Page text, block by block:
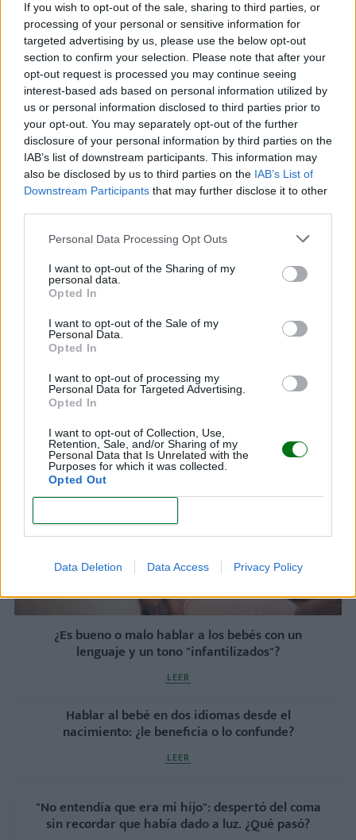
If you wish to opt-out of the sale, sharing to third parties, or
processing of your personal or sensitive information for
targeted advertising by us, please use the below opt-out
section to confirm your selection. Please note that after your
opt-out request is processed you may continue seeing
interest-based ads based on personal information utilized by
us or personal information disclosed to third parties prior to
your opt-out. You may separately opt-out of the further
disclosure of your personal information by third parties on the
IAB’s list of downstream participants. This information may
also be disclosed by us to third parties on the IAB’s List of
Downstream Participants that may further disclose it to other
Personal Data Processing Opt Outs
I want to opt-out of the Sharing of my
personal data.
Opted In
I want to opt-out of the Sale of my
Personal Data.
Opted In
I want to opt-out of processing my
Personal Data for Targeted Advertising.
Opted In
I want to opt-out of Collection, Use,
Retention, Sale, and/or Sharing of my
Personal Data that Is Unrelated with the
Purposes for which it was collected.
Opted Out
Data Deletion Data Access Privacy Policy
La mortalidad infantil y la mortinatalidad no son
problemas del pasado. Aunque los avances han sido
notables,hoy corren peligro por la falta de inversión
y atención. Cada muerte evitable representa no solo
una tragedia familiar, sino también una
oportunidad perdida de construir un futuro más
justo.
Como madres y padres, informarnos, exigir
Todos los niños merecen un comienzo digno en la
vida. Y todas las familias merecen apoyo para
Te puede interesar…
¿Es bueno o malo hablar a los bebés con un
lenguaje y un tono "infantilizados"?
LEER
Hablar al bebé en dos idiomas desde el
nacimiento: ¿le beneficia o lo confunde?
LEER
"No entendía que era mi hijo": despertó del coma
sin recordar que había dado a luz. ¿Qué pasó?